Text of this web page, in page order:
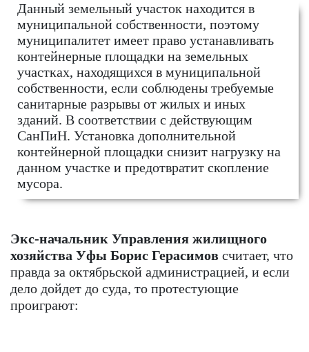
Данный земельный участок находится в
муниципальной собственности, поэтому
муниципалитет имеет право устанавливать
контейнерные площадки на земельных
участках, находящихся в муниципальной
собственности, если соблюдены требуемые
санитарные разрывы от жилых и иных
зданий. В соответствии с действующим
СанПиН. Установка дополнительной
контейнерной площадки снизит нагрузку на
данном участке и предотвратит скопление
мусора.
Экс-начальник Управления жилищного
хозяйства Уфы Борис Герасимов считает, что
правда за октябрьской администрацией, и если
дело дойдет до суда, то протестующие
проиграют: